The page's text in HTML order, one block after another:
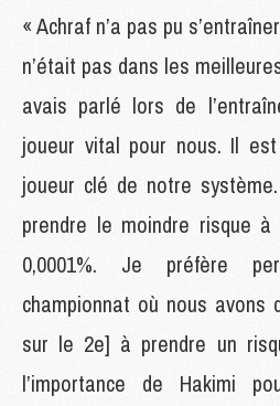
« Achraf n’a pas pu
n’était pas dans les
avais parlé lors de
joueur vital pour nous. Il
joueur clé de notre
prendre le moindre risque
0,0001%. Je préfère
championnat où nous avons
sur le 2e] à prendre un
l’importance de Hakimi